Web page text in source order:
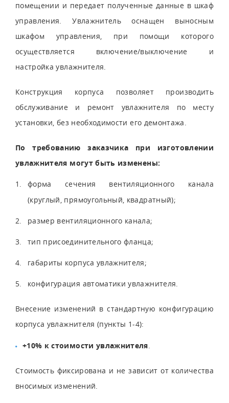
помещении и передает полученные данные в шкаф
управления. Увлажнитель оснащен выносным
шкафом управления, при помощи которого
осуществляется включение/выключение и
настройка увлажнителя.
Конструкция корпуса позволяет производить
обслуживание и ремонт увлажнителя по месту
установки, без необходимости его демонтажа.
По требованию заказчика при изготовлении
увлажнителя могут быть изменены:
форма сечения вентиляционного канала
(круглый, прямоугольный, квадратный);
размер вентиляционного канала;
тип присоединительного фланца;
габариты корпуса увлажнителя;
конфигурация автоматики увлажнителя.
Внесение изменений в стандартную конфигурацию
корпуса увлажнителя (пункты 1-4):
+10% к стоимости увлажнителя.
Стоимость фиксирована и не зависит от количества
вносимых изменений.